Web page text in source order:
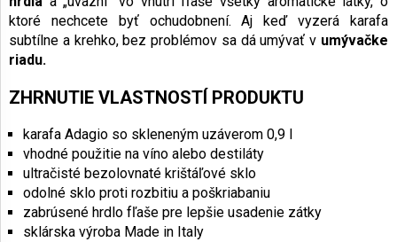
ktoré nechcete byť ochudobnení. Aj keď vyzerá karafa
subtílne a krehko, bez problémov sa dá umývať v umývačke
riadu.
ZHRNUTIE VLASTNOSTÍ PRODUKTU
karafa Adagio so skleneným uzáverom 0,9 l
vhodné použitie na víno alebo destiláty
ultračisté bezolovnaté krištáľové sklo
odolné sklo proti rozbitiu a poškriabaniu
zabrúsené hrdlo fľaše pre lepšie usadenie zátky
sklárska výroba Made in Italy